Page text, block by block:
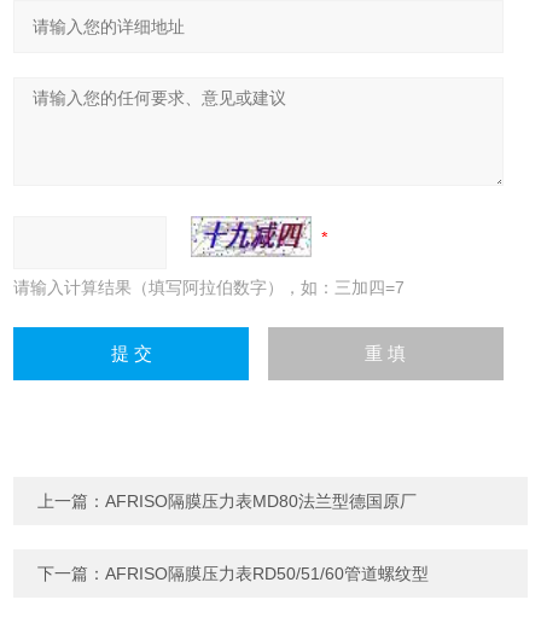
请输入计算结果（填写阿拉伯数字），如：三加四=7
上一篇：AFRISO隔膜压力表MD80法兰型德国原厂
下一篇：AFRISO隔膜压力表RD50/51/60管道螺纹型